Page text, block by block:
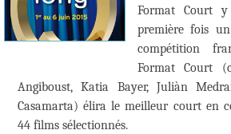
Format Court
première fois
compétition
Format Court
Angiboust, Katia Bayer, Juliàn
Casamarta) élira le meilleur court en
44 films sélectionnés.